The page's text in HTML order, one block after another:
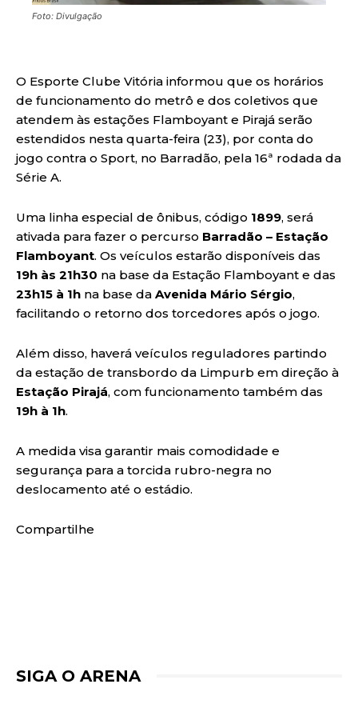
Foto: Divulgação
O Esporte Clube Vitória informou que os horários
de funcionamento do metrô e dos coletivos que
atendem às estações Flamboyant e Pirajá serão
estendidos nesta quarta-feira (23), por conta do
jogo contra o Sport, no Barradão, pela 16ª rodada da
Série A.
Uma linha especial de ônibus, código 1899, será
ativada para fazer o percurso Barradão – Estação
Flamboyant. Os veículos estarão disponíveis das
19h às 21h30 na base da Estação Flamboyant e das
23h15 à 1h na base da Avenida Mário Sérgio,
facilitando o retorno dos torcedores após o jogo.
Além disso, haverá veículos reguladores partindo
da estação de transbordo da Limpurb em direção à
Estação Pirajá, com funcionamento também das
19h à 1h.
A medida visa garantir mais comodidade e
segurança para a torcida rubro-negra no
deslocamento até o estádio.
Compartilhe
SIGA O ARENA